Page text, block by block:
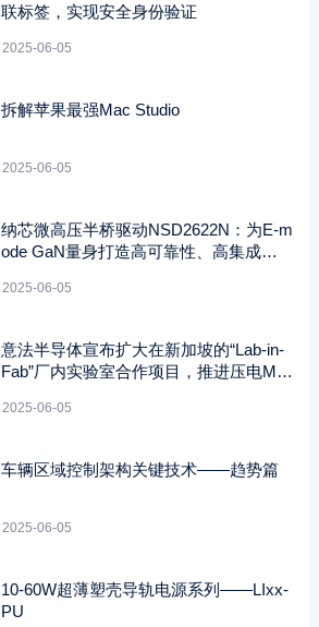
联标签，实现安全身份验证
2025-06-05
拆解苹果最强Mac Studio
2025-06-05
纳芯微高压半桥驱动NSD2622N：为E-m
ode GaN量身打造高可靠性、高集成度
2025-06-05
意法半导体宣布扩大在新加坡的“Lab-in-
Fab”厂内实验室合作项目，推进压电ME
2025-06-05
车辆区域控制架构关键技术——趋势篇
2025-06-05
10-60W超薄塑壳导轨电源系列——LIxx-
PU